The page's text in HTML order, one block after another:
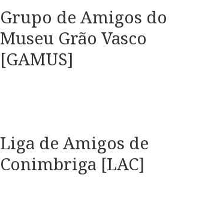
Grupo de Amigos do
Museu Grão Vasco
[GAMUS]
Liga de Amigos de
Conimbriga [LAC]